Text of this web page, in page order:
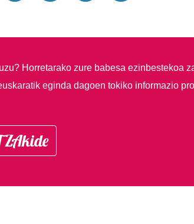
Horretarako zure babesa ezinbestekoa
eginda dagoen tokiko informazio